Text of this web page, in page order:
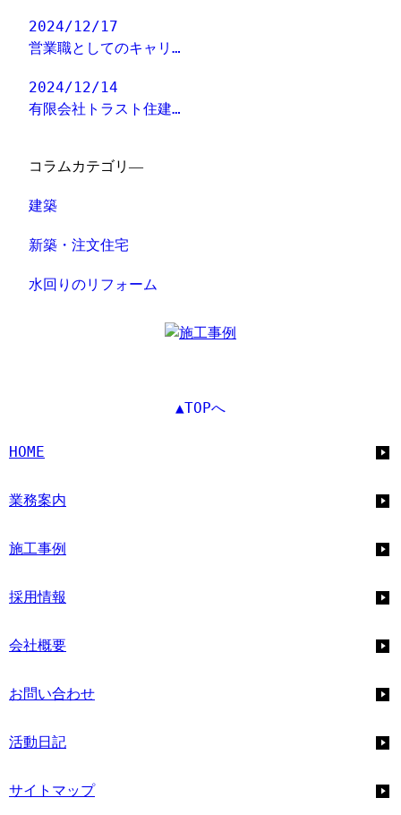
2024/12/17
営業職としてのキャリ…
2024/12/14
有限会社トラスト住建…
コラムカテゴリ―
建築
新築・注文住宅
水回りのリフォーム
▲TOPへ
HOME
業務案内
施工事例
採用情報
会社概要
お問い合わせ
活動日記
サイトマップ